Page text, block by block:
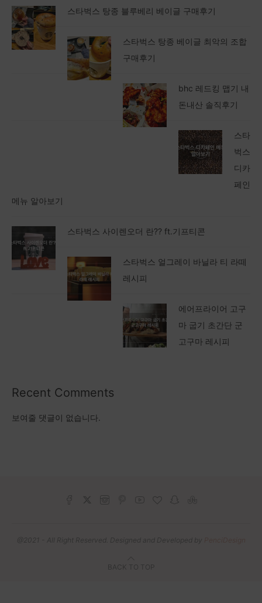
스타벅스 탕종 블루베리 베이글 구매후기
스타벅스 탕종 베이글 최악의 조합
구매후기
bhc 레드킹 맵기 내
돈내산 솔직후기
스타
벅스
디카
페인
메뉴 알아보기
스타벅스 사이렌오더 란?? ft.기프티콘
스타벅스 얼그레이 바닐라 티 라떼
레시피
에어프라이어 고구
마 굽기 초간단 군
고구마 레시피
Recent Comments
보여줄 댓글이 없습니다.
@2021 - All Right Reserved. Designed and Developed by
BACK TO TOP